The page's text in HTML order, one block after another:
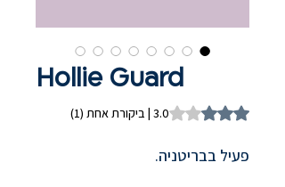
Hollie Guard
3.0 out of five stars based on 1 review
3.0 | ביקורת אחת (1)
פעיל בבריטניה.